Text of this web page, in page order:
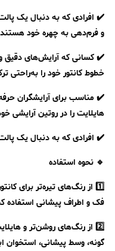
✔️ افرادی که به دنبال یک
و فرم‌دهی به چهره خود
✔️ کسانی که آرایش‌های دقیق
خطوط کانتور خود را به‌راحتی
✔️ مناسب برای آرایشگران
هایلایت را در روتین آرایشی
✔️ افرادی که به دنبال یک
🔹 نحوه استفاده
1️⃣ از رنگ‌های تیره‌تر برای
فک و اطراف پیشانی استفاده
2️⃣ از رنگ‌های روشن‌تر و
گونه، وسط پیشانی، استخوان